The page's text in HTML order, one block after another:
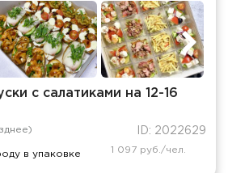
с салатиками на 12-16
ID: 2022629
в упаковке 1 097 руб./чел.